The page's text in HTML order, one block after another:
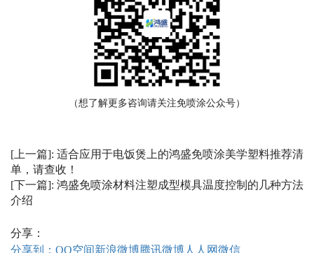
（想了解更多咨询请关注免喷涂公众号）
[上一篇]: 适合应用于电饭煲上的鸿盛免喷涂美学塑料推荐清
单，请查收！
[下一篇]: 鸿盛免喷涂材料注塑成型模具温度控制的几种方法
介绍
分享：
分享到： QQ空间新浪微博腾讯微博 人人网微信